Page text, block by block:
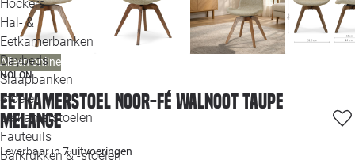
Hockers
Hal- &
Eetkamerbanken
Daybeds
Slaapbanken
Stoelen
Eetkamerstoelen
Fauteuils
Barkrukken & -stoelen
Alleen online
NOLON
Eetkamerstoel Noor-Fé walnoot taupe
melange
Leverbaar in7 uitvoeringen